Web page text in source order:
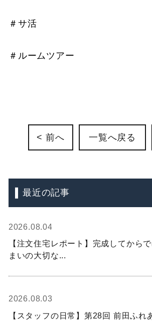
＃サ活
＃ルームツアー
< 前へ 一覧へ戻る
最近の記事
2026.08.04
【注文住宅レポート】完成してから
まいの大切な...
2026.08.03
【スタッフの日常】第28回 前田ふれ